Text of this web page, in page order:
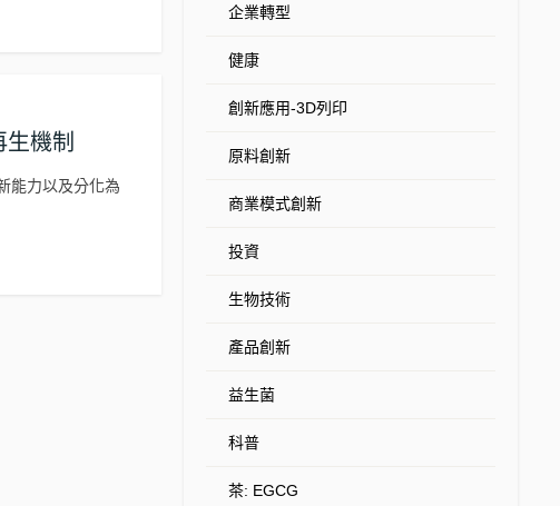
生機制
能力以及分化為
企業轉型
健康
創新應用-3D列印
原料創新
商業模式創新
投資
生物技術
產品創新
益生菌
科普
茶: EGCG